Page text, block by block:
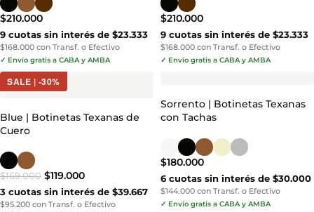
$210.000
9 cuotas sin interés de $23.333
$168.000 con Transf. o Efectivo
✓ Envío gratis a CABA y AMBA
$210.000
9 cuotas sin interés de $23.333
$168.000 con Transf. o Efectivo
✓ Envío gratis a CABA y AMBA
SALE | -30%
Blue | Botinetas Texanas de
Cuero
$169.000 $119.000
3 cuotas sin interés de $39.667
$95.200 con Transf. o Efectivo
Sorrento | Botinetas Texanas
con Tachas
$180.000
6 cuotas sin interés de $30.000
$144.000 con Transf. o Efectivo
✓ Envío gratis a CABA y AMBA